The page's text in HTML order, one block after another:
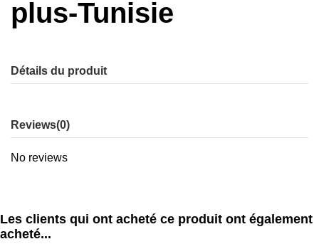
plus-Tunisie
Détails du produit
Reviews(0)
No reviews
Les clients qui ont acheté ce produit ont également
acheté...